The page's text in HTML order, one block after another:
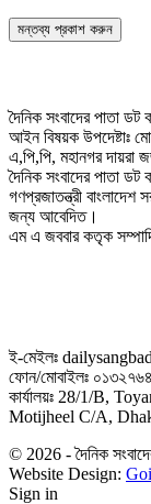
দৈনিক সংবাদের পাতা ডট
আইন বিষয়ক উপদেষ্টাঃ
এ,পি,পি, মহানগর দায়রা
দৈনিক সংবাদের পাতা ডট
গণপ্রজাতন্ত্রী বাংলাদেশ
জন্য আবেদিত।
এম এ জববার কতৃক
ই-মেইলঃ
ফোন/মোবাইলঃ
কার্যালয়ঃ 28/1/B,
Motijheel C/A,
© 2026 - দৈনিক
Website Design:
Sign in